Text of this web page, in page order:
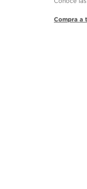
Compra a